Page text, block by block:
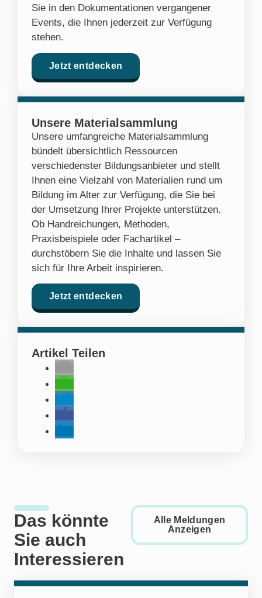
Sie in den Dokumentationen vergangener
Events, die Ihnen jederzeit zur Verfügung
stehen.
Jetzt entdecken
Unsere Materialsammlung
Unsere umfangreiche Materialsammlung
bündelt übersichtlich Ressourcen
verschiedenster Bildungsanbieter und stellt
Ihnen eine Vielzahl von Materialien rund um
Bildung im Alter zur Verfügung, die Sie bei
der Umsetzung Ihrer Projekte unterstützen.
Ob Handreichungen, Methoden,
Praxisbeispiele oder Fachartikel –
durchstöbern Sie die Inhalte und lassen Sie
sich für Ihre Arbeit inspirieren.
Jetzt entdecken
Artikel Teilen
Das könnte
Sie auch
Interessieren
Alle Meldungen
Anzeigen